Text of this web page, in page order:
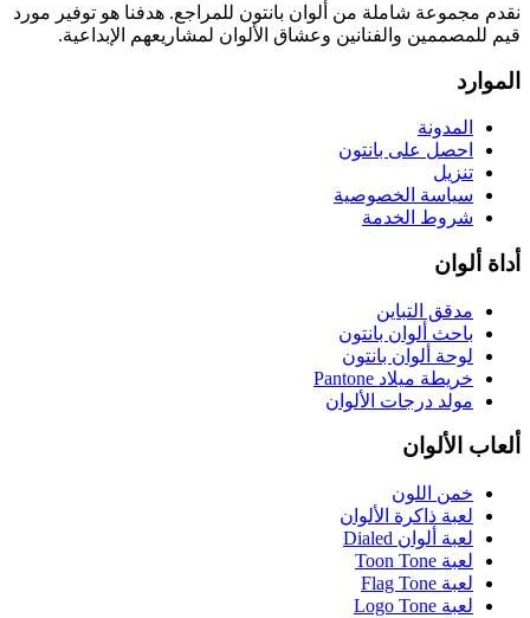
نقدم مجموعة شاملة من ألوان بانتون للمراجع. هدفنا هو توفير مورد
قيم للمصممين والفنانين وعشاق الألوان لمشاريعهم الإبداعية.
الموارد
المدونة
احصل على بانتون
تنزيل
سياسة الخصوصية
شروط الخدمة
أداة ألوان
مدقق التباين
باحث ألوان بانتون
لوحة ألوان بانتون
خريطة ميلاد Pantone
مولد درجات الألوان
ألعاب الألوان
خمن اللون
لعبة ذاكرة الألوان
لعبة ألوان Dialed
لعبة Toon Tone
لعبة Flag Tone
لعبة Logo Tone